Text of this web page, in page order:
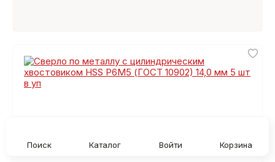
Поиск Каталог Войти Корзина